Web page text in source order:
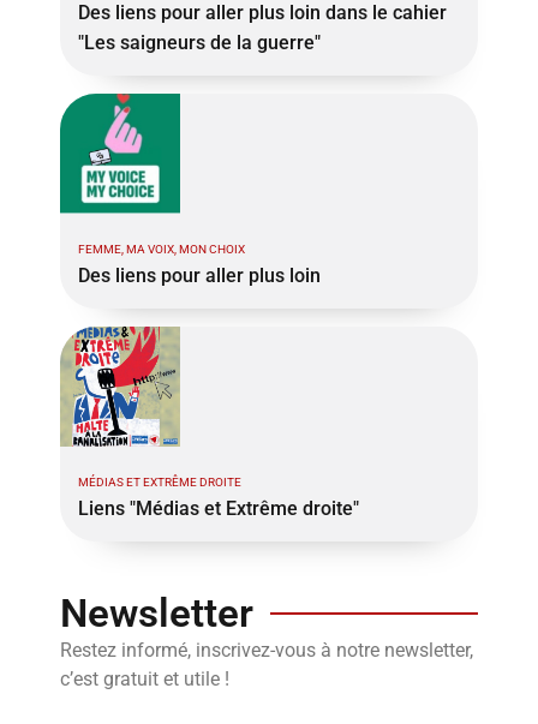
Des liens pour aller plus loin dans le cahier
"Les saigneurs de la guerre"
FEMME, MA VOIX, MON CHOIX
Des liens pour aller plus loin
MÉDIAS ET EXTRÊME DROITE
Liens "Médias et Extrême droite"
Newsletter
Restez informé, inscrivez-vous à notre newsletter,
c’est gratuit et utile !